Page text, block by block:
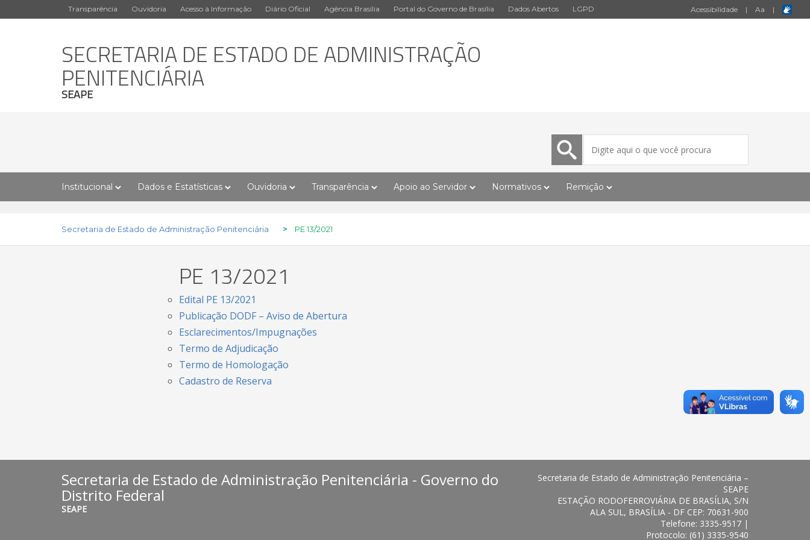
Transparência Ouvidoria Acesso à Informação Diário Oficial Agência Brasília Portal do Governo de Brasília Dados Abertos LGPD Acessibilidade | Aa |
SECRETARIA DE ESTADO DE ADMINISTRAÇÃO
PENITENCIÁRIA
SEAPE
Institucional Dados e Estatísticas Ouvidoria Transparência Apoio ao Servidor Normativos Remição
Secretaria de Estado de Administração Penitenciária > PE 13/2021
PE 13/2021
Edital PE 13/2021
Publicação DODF – Aviso de Abertura
Esclarecimentos/Impugnações
Termo de Adjudicação
Termo de Homologação
Cadastro de Reserva
Secretaria de Estado de Administração Penitenciária - Governo do
Distrito Federal
SEAPE
Secretaria de Estado de Administração Penitenciária –
SEAPE
ESTAÇÃO RODOFERROVIÁRIA DE BRASÍLIA, S/N
ALA SUL, BRASÍLIA - DF CEP: 70631-900
Telefone: 3335-9517 |
Protocolo: (61) 3335-9540